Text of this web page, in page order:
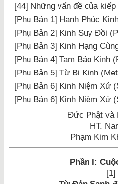
[44] Những vấn đề của kiếp
[Phụ Bản 1] Hạnh Phúc
[Phụ Bản 2] Kinh Suy Đồi
[Phụ Bản 3] Kinh Hạng
[Phụ Bản 4] Tam Bảo Kinh
[Phụ Bản 5] Từ Bi Kinh
[Phụ Bản 6] Kinh Niệm Xứ
[Phụ Bản 6] Kinh Niệm Xứ
Đức Phật và
HT.
Phạm Kim
Phần I:
[1]